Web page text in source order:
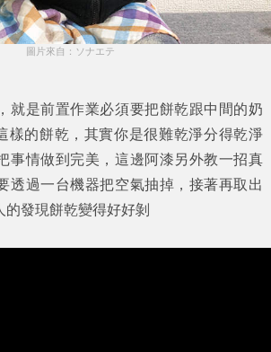
圖片來自：ソナエテ
就是前置作業必須要把餅乾跟中間的奶
樣的餅乾，其實你是很難乾淨分得乾淨
事情做到完美，這邊阿漆另外教一招真
透過一台機器把空氣抽掉，接著再取出
發現餅乾變得好好剝